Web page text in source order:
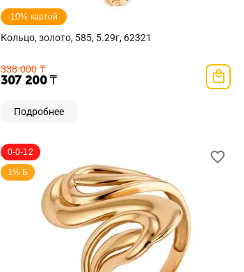
-10% картой
Кольцо, золото, 585, 5.29г, 62321
338 000 ₸
307 200₸
Подробнее
0-0-12
1% Б